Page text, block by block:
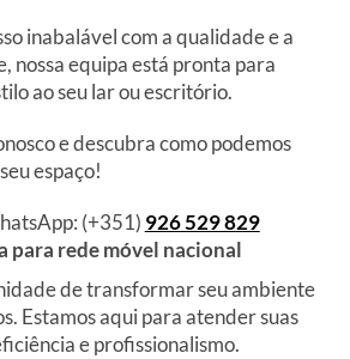
inabalável com a qualidade e a
nossa equipa está pronta para
ao seu lar ou escritório.
e descubra como podemos
espaço!
(+351) 926 529 829
para rede móvel nacional
de transformar seu ambiente
Estamos aqui para atender suas
e profissionalismo.